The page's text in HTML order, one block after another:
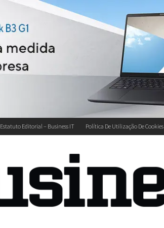
Estatuto Editorial – Business IT Política De Utilização De Cookies